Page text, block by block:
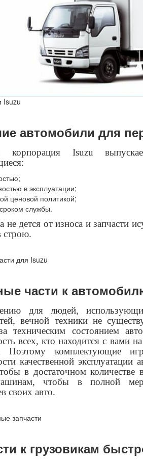
Isuzu
автомобили для
корпорация Isuzu
в эксплуатации;
ценовой политикой;
службы.
не дется от износа и запчасти
строю.
для Isuzu
части к
для людей,
вечной техники не
техническим состоянием
всех, кто находится с вами
Поэтому комплектующие
качественной эксплуатации
в достаточном количестве
чтобы в полной
своих авто.
запчасти
к грузовикам